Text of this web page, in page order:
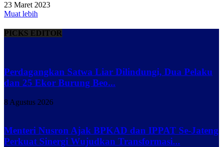
23 Maret 2023
Muat lebih
PICKS EDITOR
Perdagangkan Satwa Liar Dilindungi, Dua Pelaku
dan 25 Ekor Burung Beo...
8 Agustus 2026
Menteri Nusron Ajak BPKAD dan IPPAT Se-Jateng
Perkuat Sinergi Wujudkan Transformasi...